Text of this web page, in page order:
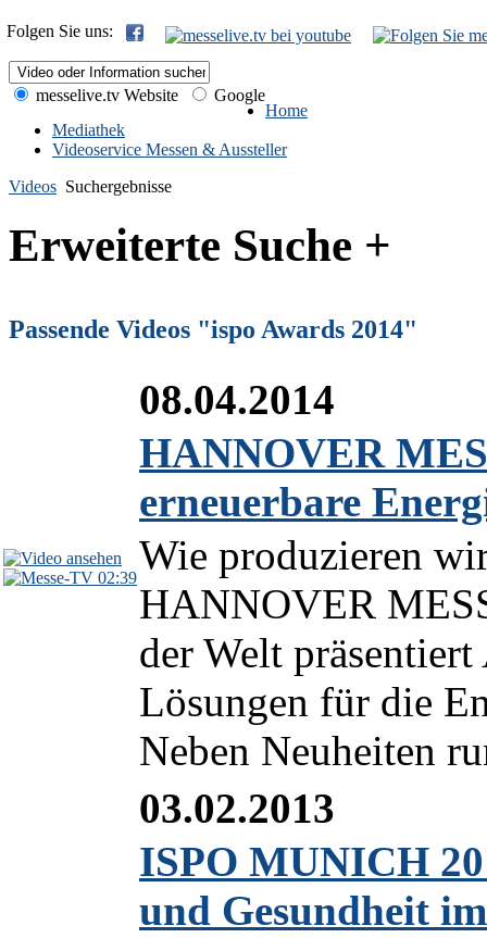
Folgen Sie uns:
messelive.tv Website
Google
Home
Mediathek
Videoservice Messen & Aussteller
Videos Suchergebnisse
Erweiterte Suche +
Passende Videos "ispo Awards 2014"
02:39
08.04.2014
HANNOVER
erneuerbare
Wie produzieren
HANNOVER
der Welt
Lösungen für die
Neben Neuheiten
03.02.2013
ISPO MUNICH
und Gesundheit